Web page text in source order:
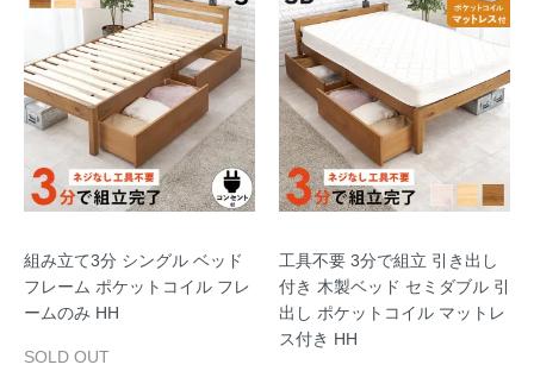
組み立て3分 シングル ベッド
フレーム ポケットコイル フレ
ームのみ HH
SOLD OUT
工具不要 3分で組立 引き出し
付き 木製ベッド セミダブル 引
出し ポケットコイル マットレ
ス付き HH